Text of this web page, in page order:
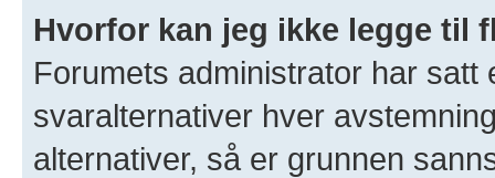
Hvorfor kan jeg ikke legge til
Forumets administrator har satt
svaralternativer hver
alternativer, så er grunnen